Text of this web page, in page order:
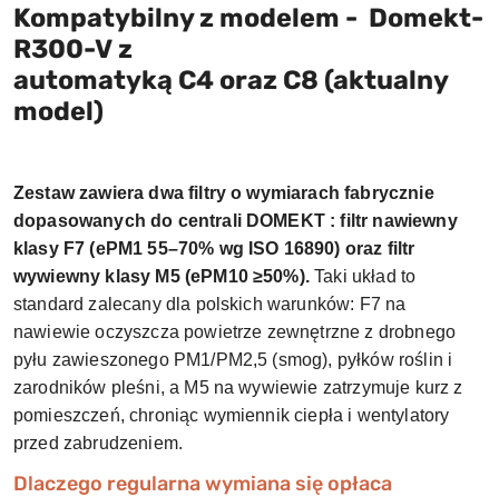
Kompatybilny z modelem - Domekt-
R300-Vz
automatyką C4 oraz C8 (aktualny
model)
Zestaw zawiera dwa filtry o wymiarach fabrycznie
dopasowanych do centrali DOMEKT : filtr nawiewny
klasy F7 (ePM1 55–70% wg ISO 16890) oraz filtr
wywiewny klasy M5 (ePM10 ≥50%).Taki układ to
standard zalecany dla polskich warunków: F7 na
nawiewie oczyszcza powietrze zewnętrzne z drobnego
pyłu zawieszonego PM1/PM2,5 (smog), pyłków roślin i
zarodników pleśni, a M5 na wywiewie zatrzymuje kurz z
pomieszczeń, chroniąc wymiennik ciepła i wentylatory
przed zabrudzeniem.
Dlaczego regularna wymiana się opłaca